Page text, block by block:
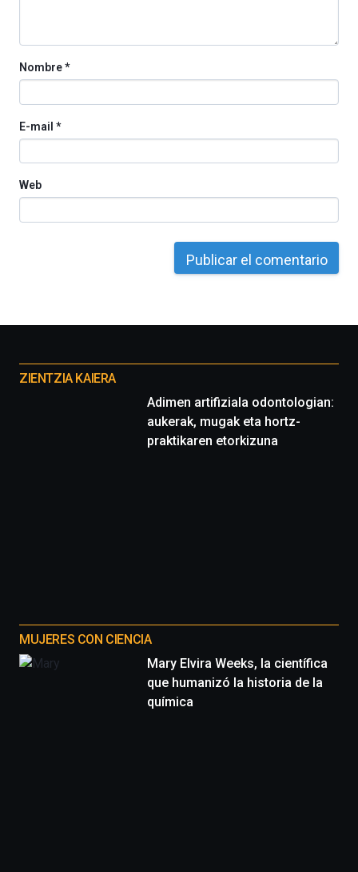
Nombre*
E-mail *
Web
proyectos
ZIENTZIA KAIERA
Adimen artifiziala odontologian:
aukerak, mugak eta hortz-
praktikaren etorkizuna
MUJERES CON CIENCIA
Mary Elvira Weeks, la científica
que humanizó la historia de la
química